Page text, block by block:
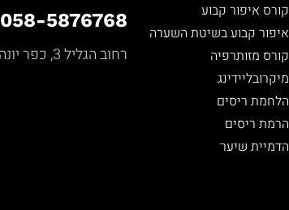
קורס איפור קבוע
איפור קבוע בשיטת השערה
קורס מזותרפיה
מיקרובליידינג
הלחמת ריסים
הרמת ריסים
הדמיית שיער
058-5876768
רחוב הגליל 3, כפר יונה